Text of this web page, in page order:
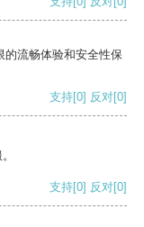
的流畅体验和安全性保
支持[0] 反对[0]
支持[0] 反对[0]